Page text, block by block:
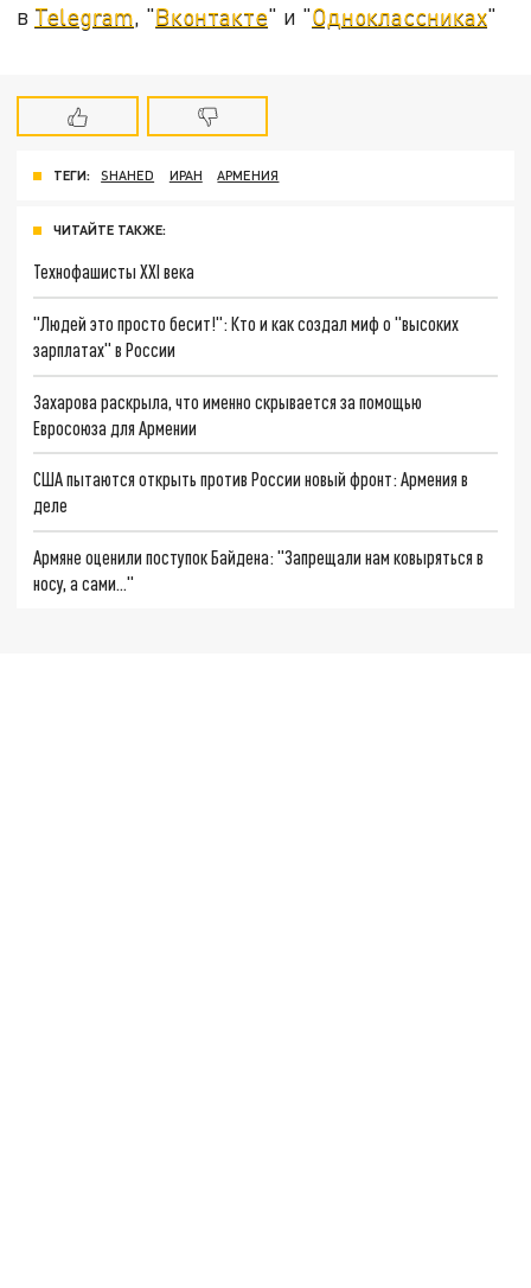
в Telegram, "Вконтакте" и "Одноклассниках"
ТЕГИ: SHAHED ИРАН АРМЕНИЯ
ЧИТАЙТЕ ТАКЖЕ:
Технофашисты XXI века
"Людей это просто бесит!": Кто и как создал миф о "высоких
зарплатах" в России
Захарова раскрыла, что именно скрывается за помощью
Евросоюза для Армении
США пытаются открыть против России новый фронт: Армения в
деле
Армяне оценили поступок Байдена: "Запрещали нам ковыряться в
носу, а сами…"